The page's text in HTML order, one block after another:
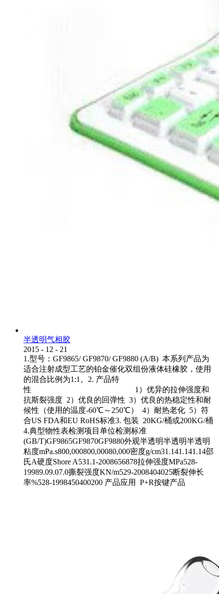
半透明气相胶
2015 - 12 - 21
1.型号：GF9865/ GF9870/ GF9880 (A/B) 本系列产品为
适合注射成型工艺的铂金催化双组份液体硅橡胶，使用
的混合比例为1:1。2. 产品特
性 1）优异的拉伸强度和
抗斯裂强度 2）优良的回弹性 3）优良的热稳定性和耐
候性（使用的温度-60℃～250℃） 4）耐热老化 5）符
合US FDA和EU RoHS标准3. 包装 20KG/桶或200KG/桶
4.典型物性表检测项目单位检测标准
(GB/T)GF9865GF9870GF9880外观半透明半透明半透明
粘度mPa.s800,000800,00080,000密度g/cm31.141.141.14邵
氏A硬度Shore A531.1-2008656878拉伸强度MPa528-
19989.09.07.0撕裂强度KN/m529-2008404025断裂伸长
率%528-1998450400200 产品应用 P+R按键产品